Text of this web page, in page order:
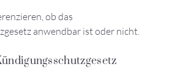
ob das
anwendbar ist oder nicht.